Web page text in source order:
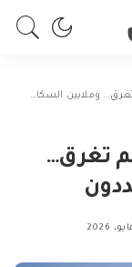
وملايين السكان مهددون
تغرق…